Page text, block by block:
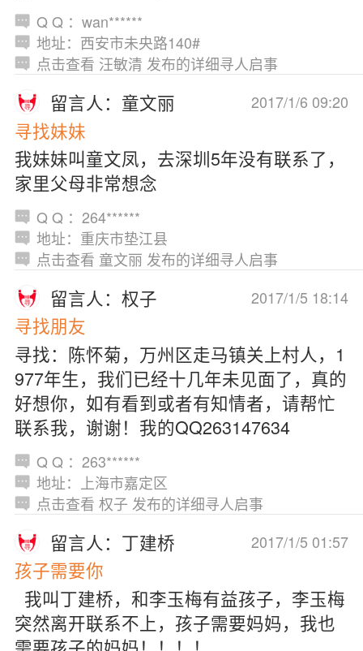
Q Q ：wan******
地址：西安市未央路140#
点击查看 汪敏清 发布的详细寻人启事
2017/1/6 09:20
留言人：童文丽
寻找妹妹
我妹妹叫童文凤，去深圳5年没有联系了，
家里父母非常想念
Q Q ：264******
地址：重庆市垫江县
点击查看 童文丽 发布的详细寻人启事
2017/1/5 18:14
留言人：权子
寻找朋友
寻找：陈怀菊，万州区走马镇关上村人，1
977年生，我们已经十几年未见面了，真的
好想你，如有看到或者有知情者，请帮忙
联系我，谢谢！我的QQ263147634
Q Q ：263******
地址：上海市嘉定区
点击查看 权子 发布的详细寻人启事
2017/1/5 01:57
留言人：丁建桥
孩子需要你
我叫丁建桥，和李玉梅有益孩子，李玉梅
突然离开联系不上，孩子需要妈妈，我也